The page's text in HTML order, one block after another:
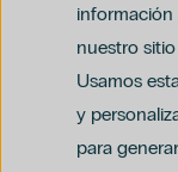
nuestro
Usamos
y
para